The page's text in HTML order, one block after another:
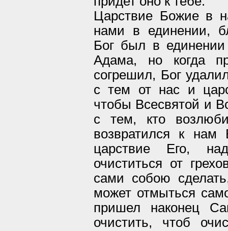
Царствие Божие в
нами в единении,
Бог был в
Адама, но когда
согрешил, Бог
с тем от нас и
чтобы Всесвятой и
с тем, кто
возвратился к
царствие Его,
очиститься от
сами собою
может отмыться
пришел наконец
очистить, чтоб